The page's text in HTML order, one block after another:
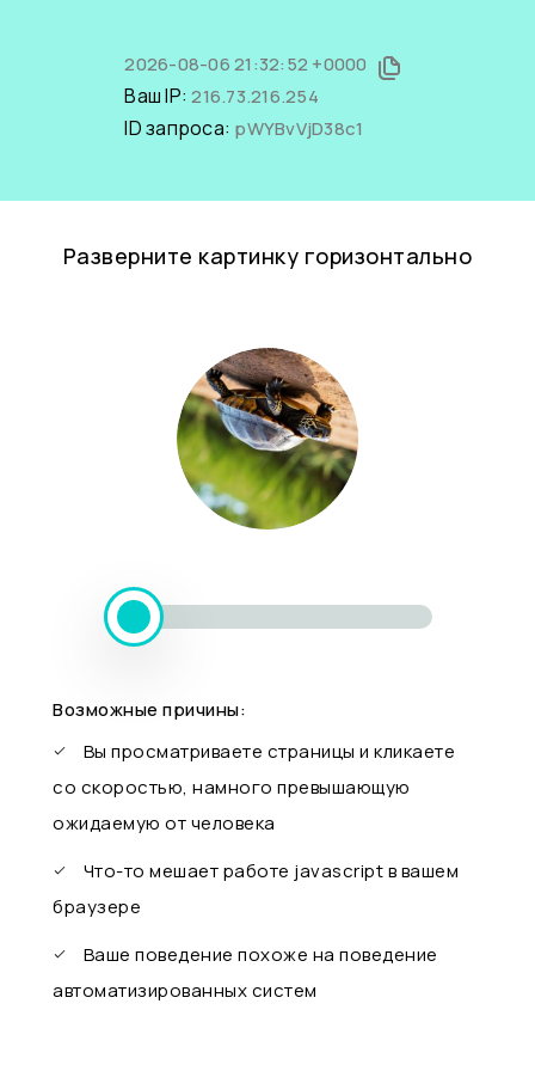
2026-08-06 21:32:52 +0000
Ваш IP:216.73.216.254
ID запроса: pWYBvVjD38c1
Разверните картинку горизонтально
Возможные причины:
Вы просматриваете страницы и кликаете
со скоростью, намного превышающую
ожидаемую от человека
Что-то мешает работе javascript в вашем
браузере
Ваше поведение похоже на поведение
автоматизированных систем